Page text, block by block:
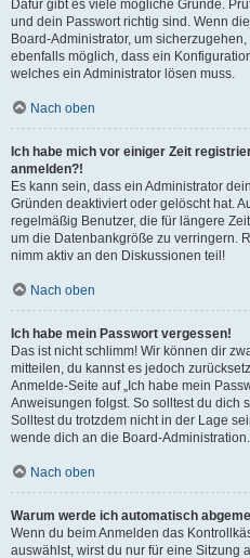
Dafür gibt es viele mögliche Gründe.
und dein Passwort richtig sind. Wenn
Board-Administrator, um
ebenfalls möglich, dass ein
welches ein Administrator lösen muss.
Nach oben
Ich habe mich vor einiger Zeit
anmelden?!
Es kann sein, dass ein Administrator
Gründen deaktiviert oder gelöscht hat.
regelmäßig Benutzer, die für längere
um die Datenbankgröße zu verringern.
nimm aktiv an den Diskussionen teil!
Nach oben
Ich habe mein Passwort vergessen!
Das ist nicht schlimm! Wir können dir
mitteilen, du kannst es jedoch
Anmelde-Seite auf „Ich habe mein
Anweisungen folgst. So solltest du dich
Solltest du trotzdem nicht in der Lage
wende dich an die Board-Administration.
Nach oben
Warum werde ich automatisch
Wenn du beim Anmelden das
auswählst, wirst du nur für eine Sitzung